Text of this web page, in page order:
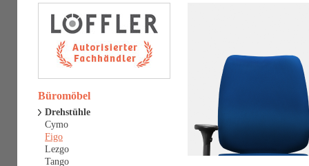
Büromöbel
Drehstühle
Cymo
Figo
Lezgo
Tango